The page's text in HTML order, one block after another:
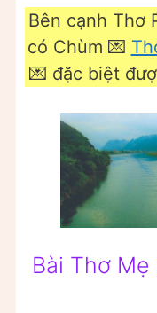
Bên cạnh Thơ
có Chùm 💌
💌 đặc biệt
Bài Thơ Mẹ